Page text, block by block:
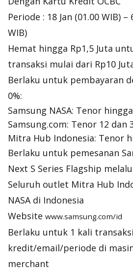
Periode : 18 Jan (01.00 WIB) –
WIB)
Hemat hingga Rp1,5 Juta
transaksi mulai dari Rp10
Berlaku untuk pembayaran
0%:
Samsung NASA: Tenor
Samsung.com: Tenor 12 dan
Mitra Hub Indonesia: Tenor
Berlaku untuk pemesanan
Next S Series Flagship
Seluruh outlet Mitra Hub
NASA di Indonesia
Website www.samsung.com/id
Berlaku untuk 1 kali
kredit/email/periode di
merchant